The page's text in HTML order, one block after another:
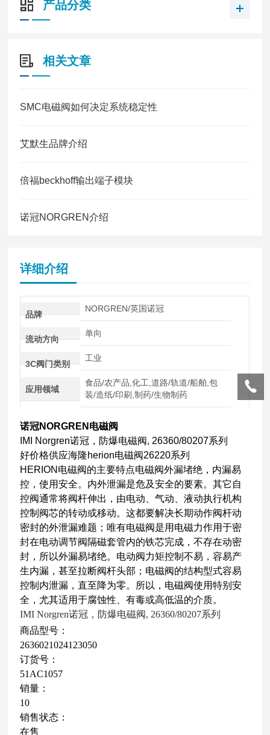
产品分类
相关文章
SMC电磁阀如何决定系统稳定性
艾默生品牌介绍
倍福beckhoff输出端子模块
诺冠NORGREN介绍
详细介绍
品牌
NORGREN/英国诺冠
流动方向
单向
3C阀门类别
工业
应用领域
食品/农产品,化工,道路/轨道/船舶,包
装/造纸/印刷,制药/生物制药
诺冠NORGREN电磁阀
IMI Norgren诺冠，防爆电磁阀, 26360/80207系列
好价格供应海隆herion电磁阀26220系列
HERION电磁阀的主要特点电磁阀外漏堵绝，内漏易
控，使用安全。内外泄漏是危及安全的要素。其它自
控阀通常将阀杆伸出，由电动、气动、液动执行机构
控制阀芯的转动或移动。这都要解决长期动作阀杆动
密封的外泄漏难题；唯有电磁阀是用电磁力作用于密
封在电动调节阀隔磁套管内的铁芯完成，不存在动密
封，所以外漏易堵绝。电动阀力矩控制不易，容易产
生内漏，甚至拉断阀杆头部；电磁阀的结构型式容易
控制内泄漏，直至降为零。所以，电磁阀使用特别安
全，尤其适用于腐蚀性、有毒或高低温的介质。
IMI Norgren诺冠，防爆电磁阀, 26360/80207系列
商品型号：
2636021024123050
订货号：
51AC1057
销量：
10
销售状态：
在售